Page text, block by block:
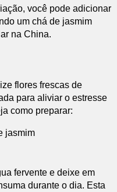
você pode adicionar
um chá de jasmim
na China.
flores frescas de
para aliviar o estresse
como preparar:
jasmim
fervente e deixe em
durante o dia. Esta